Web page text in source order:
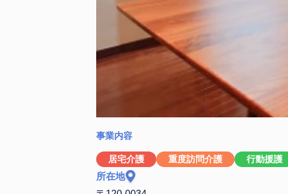
事業内容
居宅介護 重度訪問介護 行動援護
所在地